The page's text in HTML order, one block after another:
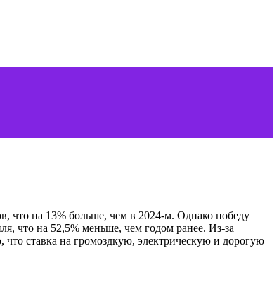
что на 13% больше, чем в 2024-м. Однако победу
что на 52,5% меньше, чем годом ранее. Из-за
ставка на громоздкую, электрическую и дорогую